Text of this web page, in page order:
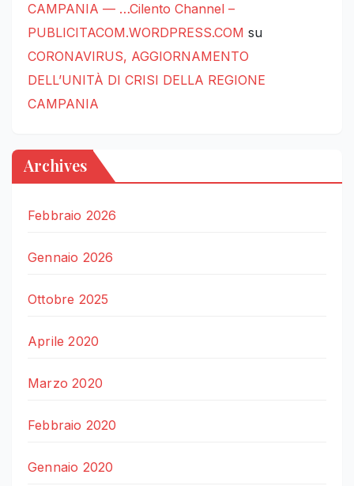
CAMPANIA — …Cilento Channel –
PUBLICITACOM.WORDPRESS.COM su
CORONAVIRUS, AGGIORNAMENTO
DELL’UNITÀ DI CRISI DELLA REGIONE
CAMPANIA
Archives
Febbraio 2026
Gennaio 2026
Ottobre 2025
Aprile 2020
Marzo 2020
Febbraio 2020
Gennaio 2020